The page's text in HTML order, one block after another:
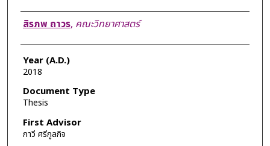
Author
สิรภพ ถาวร, คณะวิทยาศาสตร์
Year (A.D.)
2018
Document Type
Thesis
First Advisor
กาวี ศรีกูลกิจ